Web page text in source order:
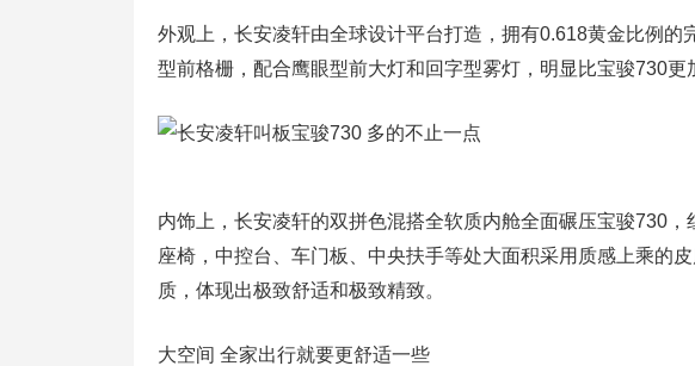
外观上，长安凌轩由全球设计平台打造，拥有0.618黄金比例的
型前格栅，配合鹰眼型前大灯和回字型雾灯，明显比宝骏730更
内饰上，长安凌轩的双拼色混搭全软质内舱全面碾压宝骏730
座椅，中控台、车门板、中央扶手等处大面积采用质感上乘的
质，体现出极致舒适和极致精致。
大空间 全家出行就要更舒适一些